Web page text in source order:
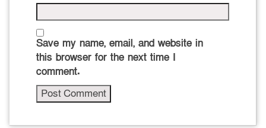
Save my name, email, and website in
this browser for the next time I
comment.